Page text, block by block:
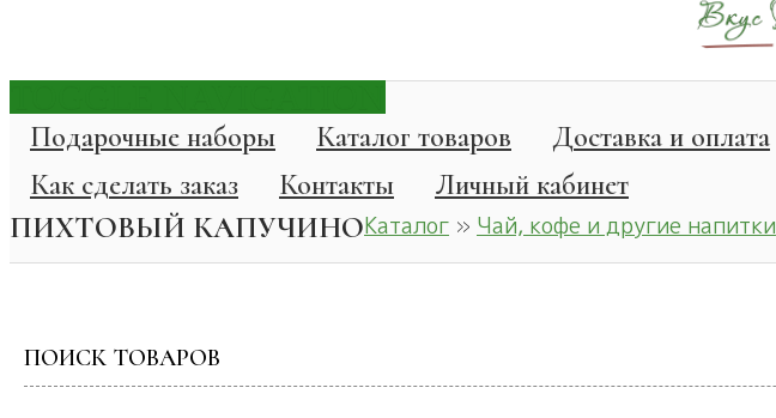
Подарочные наборы Каталог товаров Доставка и оплата
Как сделать заказ
Контакты Личный кабинет
ПИХТОВЫЙ КАПУЧИНОКаталог » Чай, кофе и другие напитки
ПОИСК ТОВАРОВ